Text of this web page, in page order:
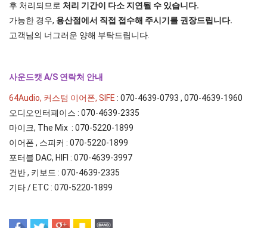
후 처리되므로 처리 기간이 다소 지연될 수 있습니다.
가능한 경우, 용산점에서 직접 접수해 주시기를 권장드립니다.
고객님의 너그러운 양해 부탁드립니다.
사운드캣 A/S 연락처 안내
64Audio, 커스텀 이어폰, SIFE : 070-4639-0793 , 070-4639-1960
오디오인터페이스 : 070-4639-2335
마이크, The Mix : 070-5220-1899
이어폰 , 스피커 : 070-5220-1899
포터블 DAC, HIFI : 070-4639-3997
건반 , 키보드 : 070-4639-2335
기타 / ETC : 070-5220-1899